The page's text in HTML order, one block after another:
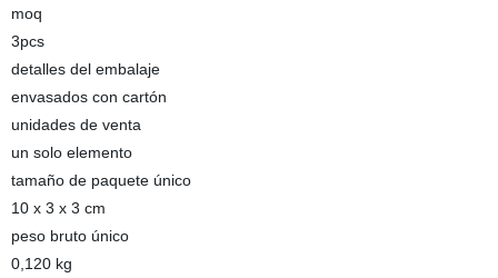
moq
3pcs
detalles del embalaje
envasados con cartón
unidades de venta
un solo elemento
tamaño de paquete único
10 x 3 x 3 cm
peso bruto único
0,120 kg